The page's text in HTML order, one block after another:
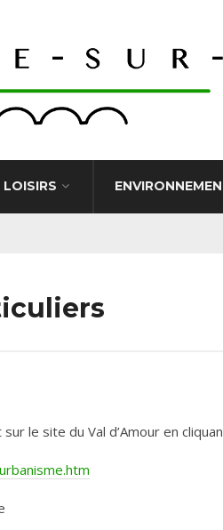
LOISIRS
le site du Val d’Amour en